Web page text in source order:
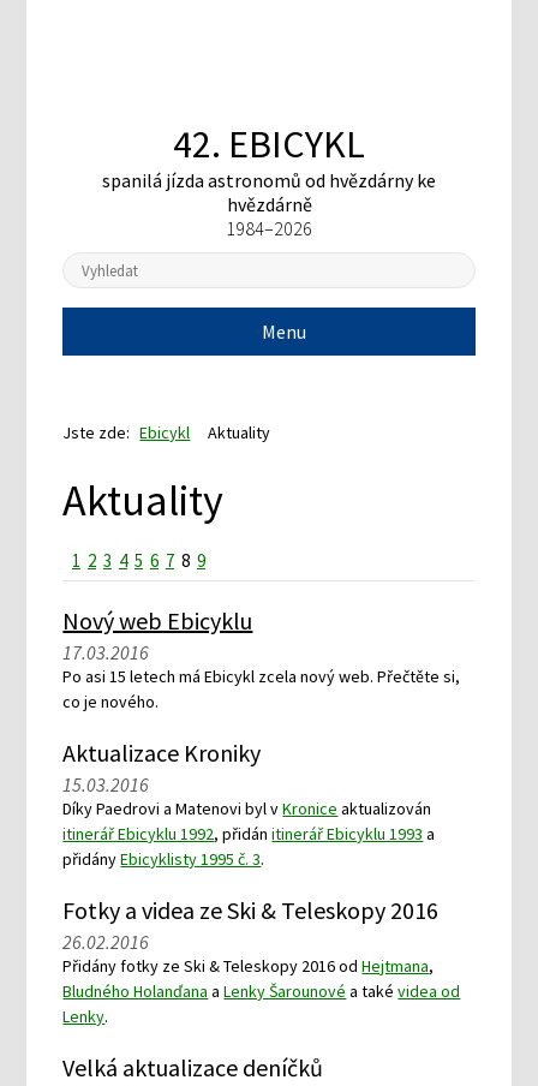
42. EBICYKL
spanilá jízda astronomů od hvězdárny ke
hvězdárně
1984–2026
Menu
Jste zde: Ebicykl Aktuality
Aktuality
1 2 3 4 5 6 7 8 9
Nový web Ebicyklu
17.03.2016
Po asi 15 letech má Ebicykl zcela nový web. Přečtěte si,
co je nového.
Aktualizace Kroniky
15.03.2016
Díky Paedrovi a Matenovi byl vKronice aktualizován
itinerář Ebicyklu 1992, přidánitinerář Ebicyklu 1993 a
přidányEbicyklisty 1995 č. 3.
Fotky a videa ze Ski & Teleskopy 2016
26.02.2016
Přidány fotky ze Ski & Teleskopy 2016 odHejtmana,
Bludného Holanďana aLenky Šarounové a takévidea od
Lenky.
Velká aktualizace deníčků